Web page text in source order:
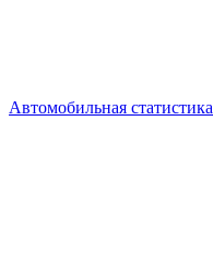
Автомобильная статистика